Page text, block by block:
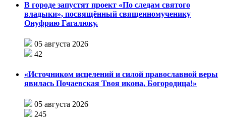
В городе запустят проект «По следам святого
владыки», посвящённый священномученику
Онуфрию Гагалюку.
05 августа 2026
42
«Источником исцелений и силой православной веры
явилась Почаевская Твоя икона, Богородица!»
05 августа 2026
245